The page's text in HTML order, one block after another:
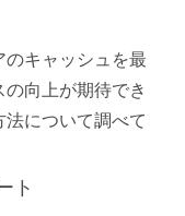
のキャッシュを最
向上が期待でき
法について調べて
ト